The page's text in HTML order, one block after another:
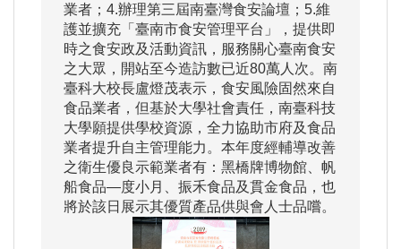
業者；4.辦理第三屆南臺灣食安論壇；5.維
護並擴充「臺南市食安管理平台」，提供即
時之食安政及活動資訊，服務關心臺南食安
之大眾，開站至今造訪數已近80萬人次。南
臺科大校長盧燈茂表示，食安風險固然來自
食品業者，但基於大學社會責任，南臺科技
大學願提供學校資源，全力協助市府及食品
業者提升自主管理能力。本年度經輔導改善
之衛生優良示範業者有：黑橋牌博物館、帆
船食品—度小月、振禾食品及貫金食品，也
將於該日展示其優質產品供與會人士品嚐。